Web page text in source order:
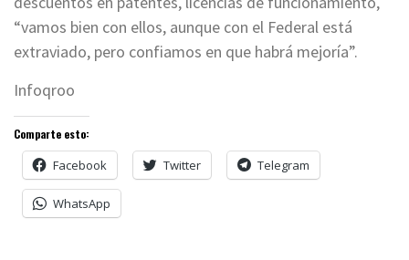
“vamos bien con ellos, aunque con el Federal está
extraviado, pero confiamos en que habrá mejoría”.
Infoqroo
Comparte esto:
Facebook Twitter Telegram
WhatsApp